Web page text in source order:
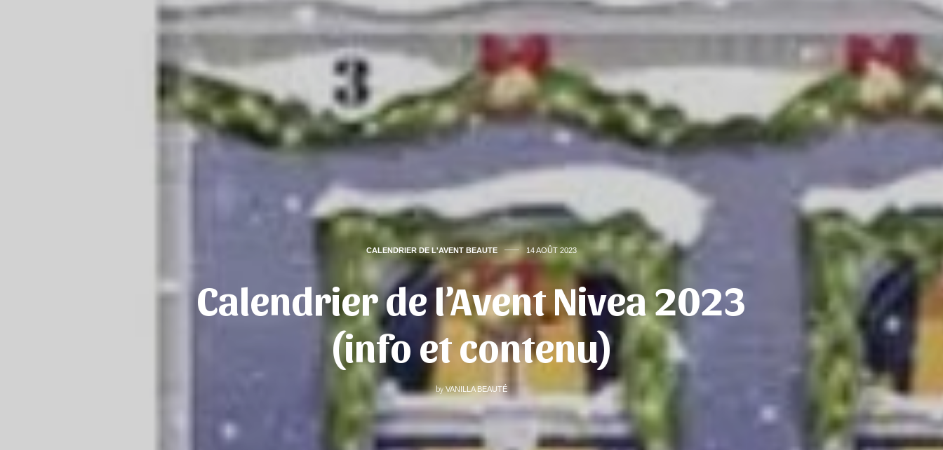
CALENDRIER DE L'AVENT BEAUTE 14 AOÛT 2023
Calendrier de l’Avent Nivea 2023
(info et contenu)
by VANILLA BEAUTÉ